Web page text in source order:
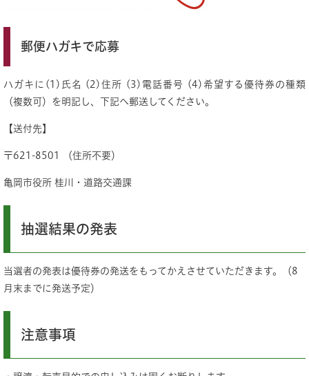
郵便ハガキで応募
ハガキに(1)氏名 (2)住所 (3)電話番号 (4)希望する優待券の種類
（複数可）を明記し、下記へ郵送してください。
【送付先】
〒621-8501 （住所不要）
亀岡市役所 桂川・道路交通課
抽選結果の発表
当選者の発表は優待券の発送をもってかえさせていただきます。（8
月末までに発送予定）
注意事項